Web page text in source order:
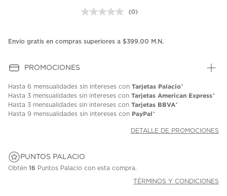
Sin
en
(0)
Envío gratis en compras superiores a $399.00 M.N.
PROMOCIONES
Hasta 6 mensualidades sin intereses con Tarjetas Palacio*
Hasta 3 mensualidades sin intereses con Tarjetas American Express*
Hasta 3 mensualidades sin intereses con Tarjetas BBVA*
Hasta 9 mensualidades sin intereses con PayPal*
DETALLE DE PROMOCIONES
PUNTOS PALACIO
Obtén 16 Puntos Palacio con esta compra.
TÉRMINOS Y CONDICIONES